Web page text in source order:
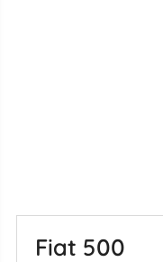
Fiat 500